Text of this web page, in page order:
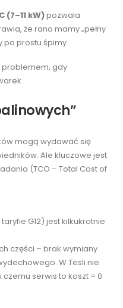
(7–11 kW)pozwala
że rano mamy „pełny
po prostu śpimy.
problemem, gdy
mogą wydawać się
Ale kluczowe jest
(TCO – Total Cost of
G12) jest kilkukrotnie
części – brak wymiany
W Tesli nie
serwis to koszt = 0